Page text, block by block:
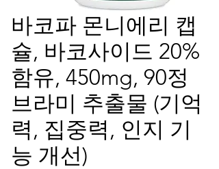
바코파 몬니에리 캡
슐, 바코사이드 20%
함유, 450mg, 90정
브라미 추출물 (기억
력, 집중력, 인지 기
능 개선)